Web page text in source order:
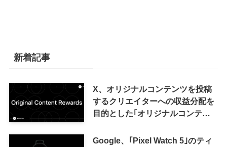
新着記事
X、オリジナルコンテンツを投稿
するクリエイターへの収益分配を
目的とした｢オリジナルコンテン
来の｢収益分配｣は廃止
Google、｢Pixel Watch 5｣のティ